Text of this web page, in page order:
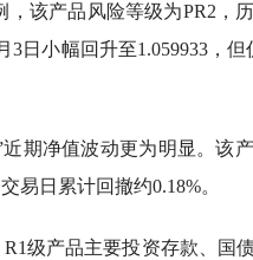
该产品风险等级为PR2，
日小幅回升至1.059933，但
期净值波动更为明显。该
易日累计回撤约0.18%。
级产品主要投资存款、国